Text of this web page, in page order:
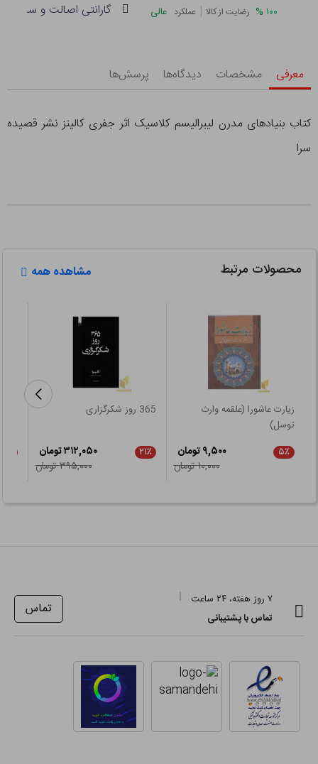
۱۰۰ % رضایت از کالا | عملکرد عالی گارانتی اصالت و سلامت
معرفی مشخصات دیدگاه‌ها پرسش‌ها
کتاب بنیادهای مدرن لیبرالیسم کلاسیک اثر جفری کالینز نشر قصیده
سرا
محصولات مرتبط مشاهده همه
زیارت عاشورا (علقمه وارث
توسل)
۵٪
۹,۵۰۰ تومان
۱۰,۰۰۰ تومان
365 روز شکرگزاری
۲۱٪
۳۱۲,۰۵۰ تومان
۳۹۵,۰۰۰ تومان
۷ روز هفته، ۲۴ ساعت
تماس با پشتیبانی
تماس